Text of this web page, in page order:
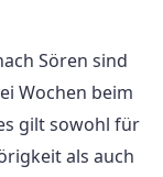
Sören sind
Wochen beim
gilt sowohl für
als auch